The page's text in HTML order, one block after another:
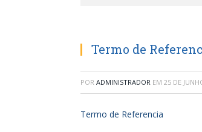
Termo de
POR ADMINISTRADOR EM 25 DE
Termo de Referencia